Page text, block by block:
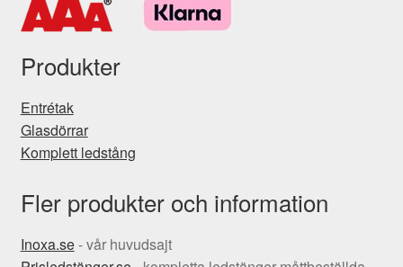
Produkter
Entrétak
Glasdörrar
Komplett ledstång
Fler produkter och information
Inoxa.se- vår huvudsajt